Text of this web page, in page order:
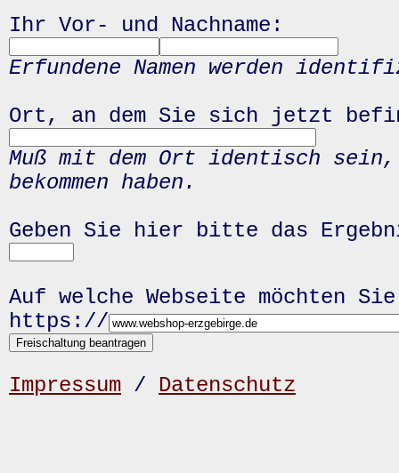
Ihr Vor- und Nachname:
Erfundene Namen werden
Ort, an dem Sie sich jetzt
Muß mit dem Ort identisch
bekommen haben.
Geben Sie hier bitte das
Auf welche Webseite möchten
https://
Impressum / Datenschutz